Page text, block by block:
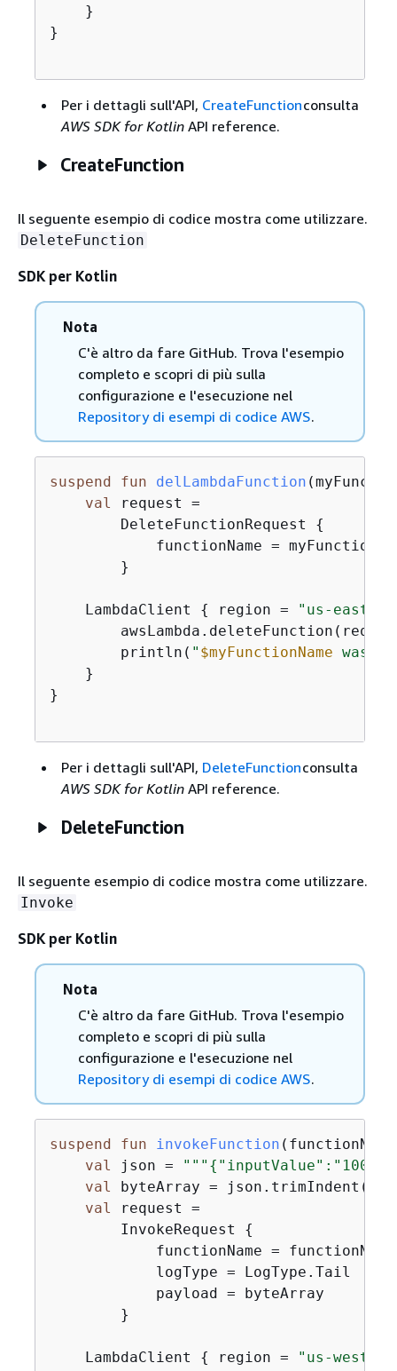
    }
}
Per i dettagli sull'API, CreateFunctionconsulta
AWS SDK for KotlinAPI reference.
CreateFunction
Il seguente esempio di codice mostra come utilizzare.
DeleteFunction
SDK per Kotlin
Nota
C'è altro da fare GitHub. Trova l'esempio
completo e scopri di più sulla
configurazione e l'esecuzione nel
Repository di esempi di codice AWS.
suspend fun delLambdaFunction
val request =
        DeleteFunctionRequest
{
functionName =
        }
    LambdaClient
{ region = "us-east-1"
        println(
" $myFunctionName was
    }
}
Per i dettagli sull'API, DeleteFunctionconsulta
AWS SDK for KotlinAPI reference.
DeleteFunction
Il seguente esempio di codice mostra come utilizzare.
Invoke
SDK per Kotlin
Nota
C'è altro da fare GitHub. Trova l'esempio
completo e scopri di più sulla
configurazione e l'esecuzione nel
Repository di esempi di codice AWS.
suspend fun invokeFunction
val json = """ {
val byteArray =
val request =
        InvokeRequest
{
functionName =
            logType = LogType.Tail
            payload = byteArray
        }
    LambdaClient
{ region = "us-west-2"